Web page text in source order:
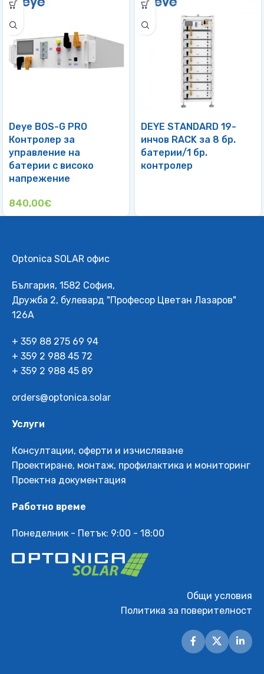
Deye BOS-G PRO
Контролер за
управление на
батерии с високо
напрежение
840,00€
DEYE STANDARD 19-
инчов RACK за 8 бр.
батерии/1 бр.
контролер
Optonica SOLAR офис
България, 1582 София,
Дружба 2, булевард "Професор Цветан Лазаров"
126А
+ 359 88 275 69 94
+ 359 2 988 45 72
+ 359 2 988 45 89
orders@optonica.solar
Услуги
Консултации, оферти и изчисляване
Проектиране, монтаж, профилактика и мониторинг
Проектна документация
Работно време
Понеделник - Петък: 9:00 - 18:00
Общи условия
Политика за поверителност